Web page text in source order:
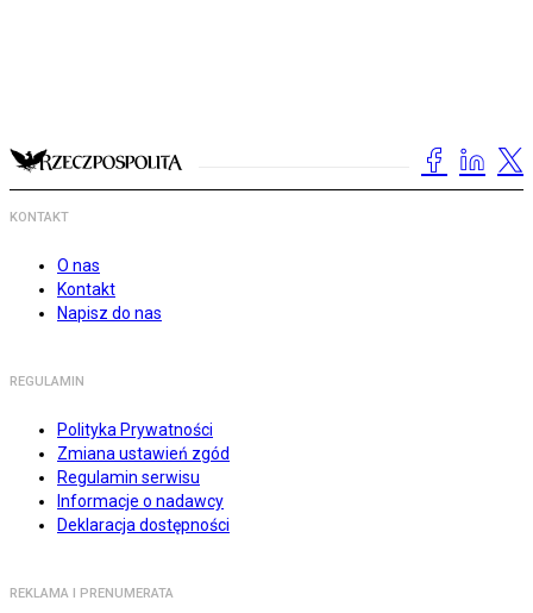
KONTAKT
O nas
Kontakt
Napisz do nas
REGULAMIN
Polityka Prywatności
Zmiana ustawień zgód
Regulamin serwisu
Informacje o nadawcy
Deklaracja dostępności
REKLAMA I PRENUMERATA